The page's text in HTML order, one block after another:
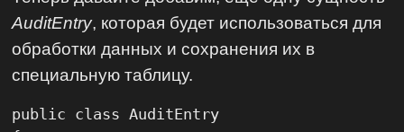
AuditEntry, которая будет использоваться для
обработки данных и сохранения их в
специальную таблицу.
public class AuditEntry